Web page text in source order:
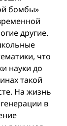
бомбы»
другие.
что
науки до
такой
На жизнь
в